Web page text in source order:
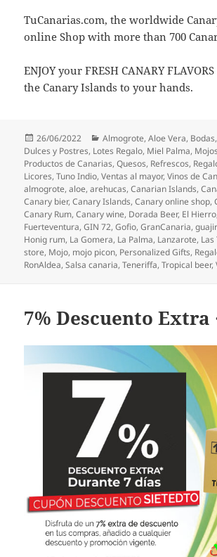
TuCanarias.com, the worldwide
online Shop with more than 700
ENJOY your FRESH CANARY
the Canary Islands to your hands.
Publicado
el
26/06/2022 Categorías
Almogrote,Aloe Vera, Bodas
Dulces y Postres, Lotes Regalo, Miel Palma, Mojos
Productos de Canarias,Quesos, Refrescos,
Licores,Tuno Indio,Ventas al mayor,Vinos de
almogrote,aloe,arehucas,Canarian Islands,
Canary bier,Canary Islands,Canary online shop,
Canary Rum,Canary wine, Dorada Beer, El Hierro
Fuerteventura,GIN 72,Gofio,GranCanaria,
Honig rum, La Gomera, La Palma, Lanzarote,
store, Mojo, mojo picon, Personalized Gifts,
RonAldea,Salsa canaria,Teneriffa,Tropical beer,
7% Descuento Extra